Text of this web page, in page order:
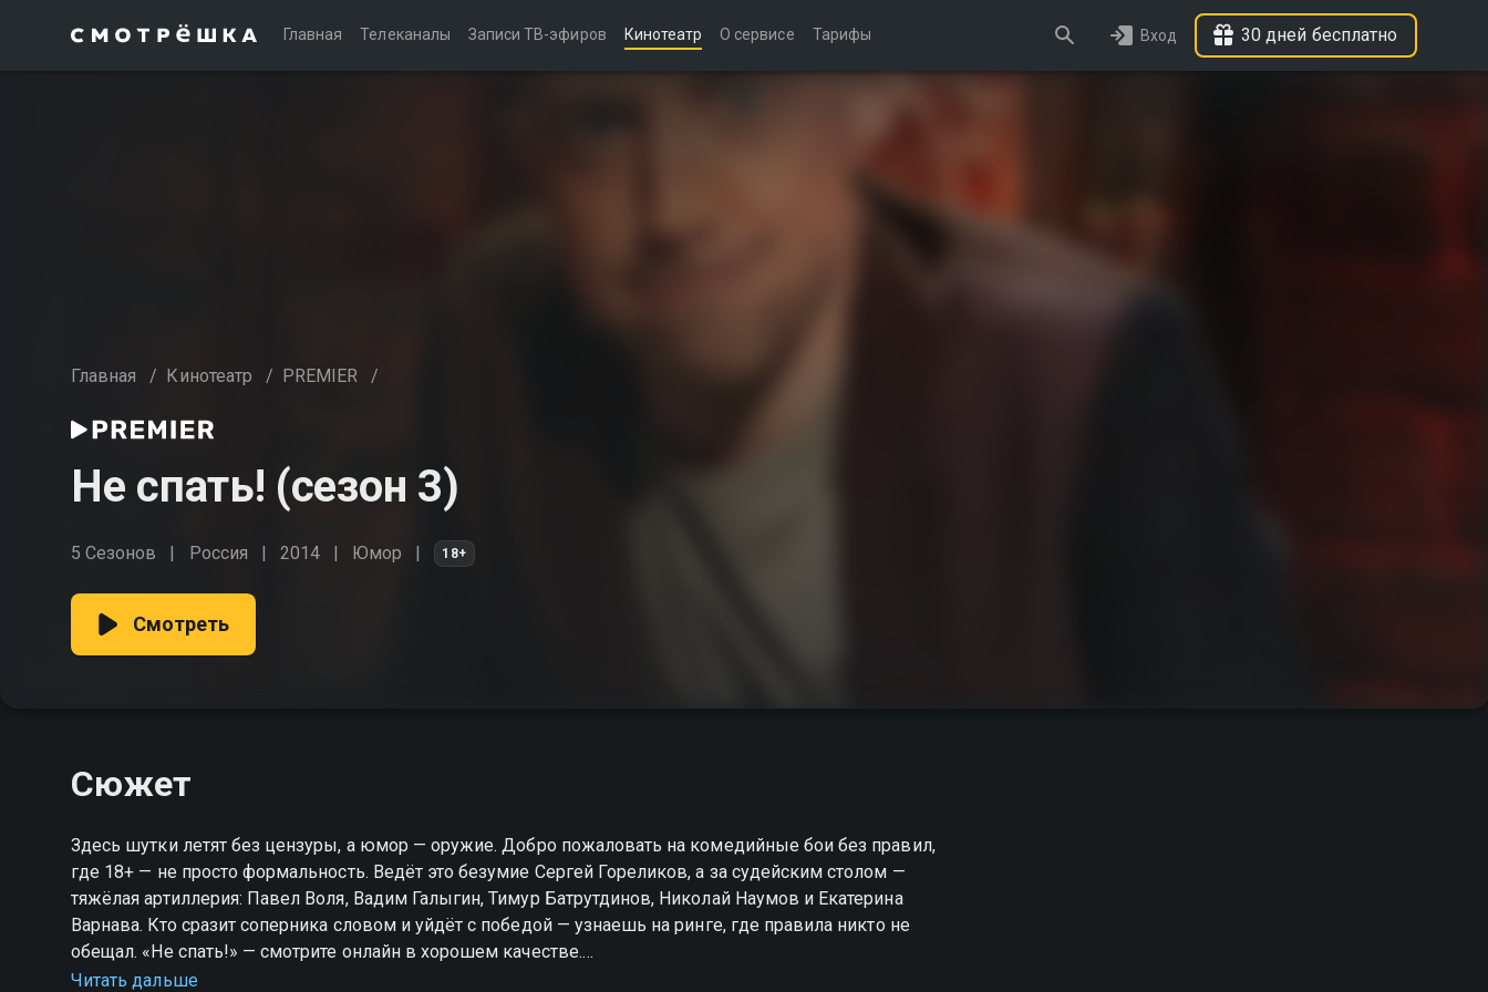
Главная Телеканалы Записи ТВ-эфиров Кинотеатр О сервисе Тарифы Вход 30 дней бесплатно
Главная / Кинотеатр / PREMIER /
Не спать! (сезон 3)
5 Сезонов Россия 2014 Юмор 18+
Смотреть
Сюжет
Здесь шутки летят без цензуры, а юмор — оружие. Добро пожаловать на комедийные бои без правил,
где 18+ — не просто формальность. Ведёт это безумие Сергей Гореликов, а за судейским столом —
тяжёлая артиллерия: Павел Воля, Вадим Галыгин, Тимур Батрутдинов, Николай Наумов и Екатерина
Варнава. Кто сразит соперника словом и уйдёт с победой — узнаешь на ринге, где правила никто не
обещал. «Не спать!» — смотрите онлайн в хорошем качестве.
Читать дальше